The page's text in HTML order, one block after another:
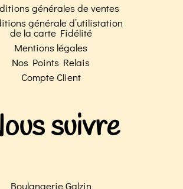
générales de ventes
générale d’utilistation
de la carte Fidélité
Mentions légales
Nos Points Relais
Compte Client
suivre
Boulangerie Galzin